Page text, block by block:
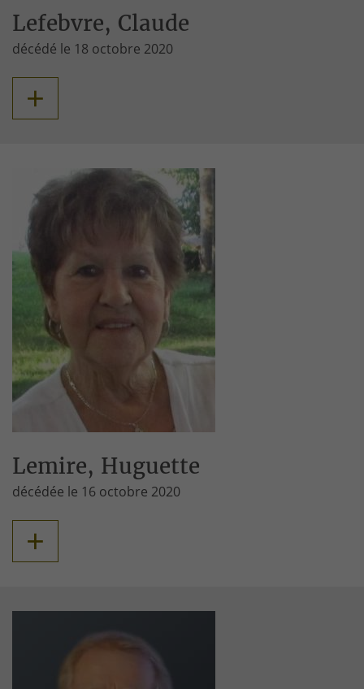
Lefebvre, Claude
décédé le 18 octobre 2020
+
Lemire, Huguette
décédée le 16 octobre 2020
+